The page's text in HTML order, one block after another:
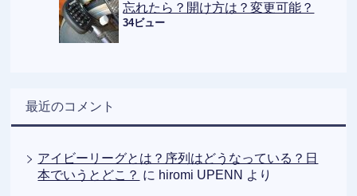
忘れたら？開け方は？変更可能？
34ビュー
最近のコメント
アイビーリーグとは？序列はどうなっている？日
本でいうとどこ？ に hiromi UPENN より